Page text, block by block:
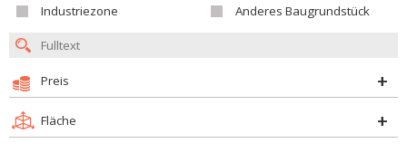
Industriezone
Anderes Baugrundstück
Preis
Fläche